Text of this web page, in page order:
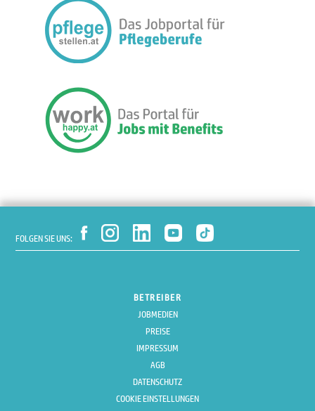
FOLGEN SIE UNS:
BETREIBER
JOBMEDIEN
PREISE
IMPRESSUM
AGB
DATENSCHUTZ
COOKIE EINSTELLUNGEN